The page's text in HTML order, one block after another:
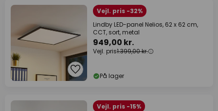
Vejl. pris -32%
Lindby LED-panel Nelios, 62 x 62 cm,
CCT, sort, metal
949,00 kr.
Vejl. pris1.399,00 kr.
På lager
Vejl. pris -15%